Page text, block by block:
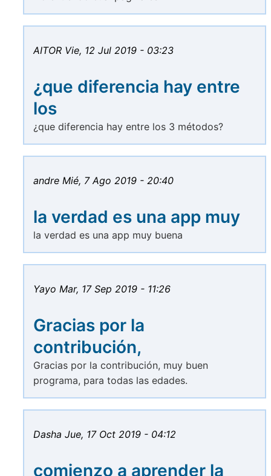
AITOR Vie, 12 Jul 2019 - 03:23
¿que diferencia hay entre
los
¿que diferencia hay entre los 3 métodos?
andre Mié, 7 Ago 2019 - 20:40
la verdad es una app muy
la verdad es una app muy buena
Yayo Mar, 17 Sep 2019 - 11:26
Gracias por la
contribución,
Gracias por la contribución, muy buen
programa, para todas las edades.
Dasha Jue, 17 Oct 2019 - 04:12
comienzo a aprender la